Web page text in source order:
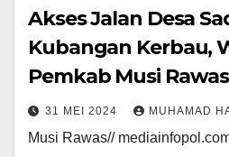
Akses Jalan Desa
Kubangan Kerbau,
Pemkab Musi
31 MEI 2024 MUHAMAD
Musi Rawas//